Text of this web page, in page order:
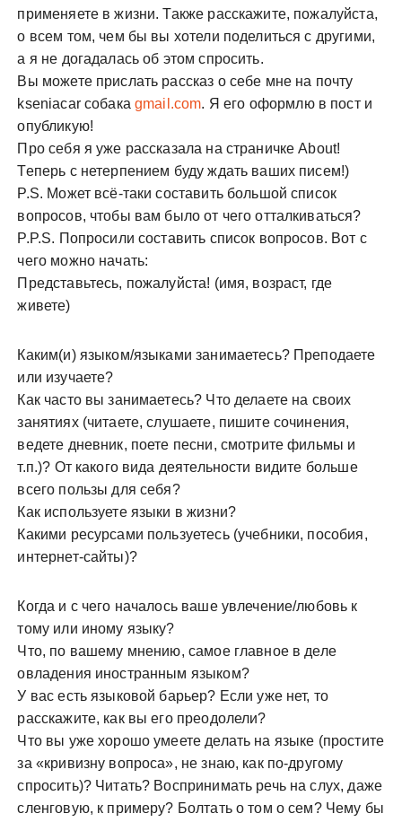
применяете в жизни. Также расскажите, пожалуйста,
о всем том, чем бы вы хотели поделиться с другими,
а я не догадалась об этом спросить.
Вы можете прислать рассказ о себе мне на почту
kseniacar собакаgmail.com. Я его оформлю в пост и
опубликую!
Про себя я уже рассказала на страничке About!
Теперь с нетерпением буду ждать ваших писем!)
P.S. Может всё-таки составить большой список
вопросов, чтобы вам было от чего отталкиваться?
P.P.S. Попросили составить список вопросов. Вот с
чего можно начать:
Представьтесь, пожалуйста! (имя, возраст, где
живете)
Каким(и) языком/языками занимаетесь? Преподаете
или изучаете?
Как часто вы занимаетесь? Что делаете на своих
занятиях (читаете, слушаете, пишите сочинения,
ведете дневник, поете песни, смотрите фильмы и
т.п.)? От какого вида деятельности видите больше
всего пользы для себя?
Как используете языки в жизни?
Какими ресурсами пользуетесь (учебники, пособия,
интернет-сайты)?
Когда и с чего началось ваше увлечение/любовь к
тому или иному языку?
Что, по вашему мнению, самое главное в деле
овладения иностранным языком?
У вас есть языковой барьер? Если уже нет, то
расскажите, как вы его преодолели?
Что вы уже хорошо умеете делать на языке (простите
за «кривизну вопроса», не знаю, как по-другому
спросить)? Читать? Воспринимать речь на слух, даже
сленговую, к примеру? Болтать о том о сем? Чему бы